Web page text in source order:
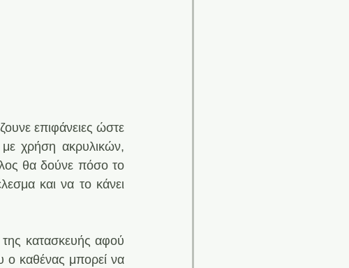
επιφάνειες ώστε
με χρήση ακρυλικών,
και να το κάνει
κατασκευής αφού
ο καθένας μπορεί να